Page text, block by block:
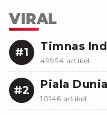
VIRAL
#1 Timnas
49994 artikel
#2 Piala
10146 artikel